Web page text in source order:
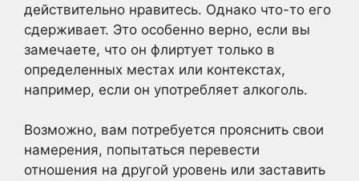
действительно нравитесь. Однако что-то его
сдерживает. Это особенно верно, если вы
замечаете, что он флиртует только в
определенных местах или контекстах,
например, если он употребляет алкоголь.
Возможно, вам потребуется прояснить свои
намерения, попытаться перевести
отношения на другой уровень или заставить